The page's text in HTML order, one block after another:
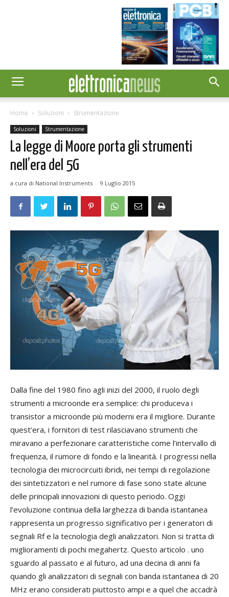
Home Soluzioni Strumentazione
Soluzioni Strumentazione
La legge di Moore porta gli strumenti
nell’era del 5G
a cura di National Instruments - 9 Luglio 2015
Dalla fine del 1980 fino agli inizi del 2000, il ruolo degli
strumenti a microonde era semplice: chi produceva i
transistor a microonde più moderni era il migliore. Durante
quest’era, i fornitori di test rilasciavano strumenti che
miravano a perfezionare caratteristiche come l’intervallo di
frequenza, il rumore di fondo e la linearità. I progressi nella
tecnologia dei microcircuiti ibridi, nei tempi di regolazione
dei sintetizzatori e nel rumore di fase sono state alcune
delle principali innovazioni di questo periodo. Oggi
l’evoluzione continua della larghezza di banda istantanea
rappresenta un progresso significativo per i generatori di
segnali Rf e la tecnologia degli analizzatori. Non si tratta di
miglioramenti di pochi megahertz. Questo articolo . uno
sguardo al passato e al futuro, ad una decina di anni fa
quando gli analizzatori di segnali con banda istantanea di 20
MHz erano considerati piuttosto ampi e a quel che accadrà